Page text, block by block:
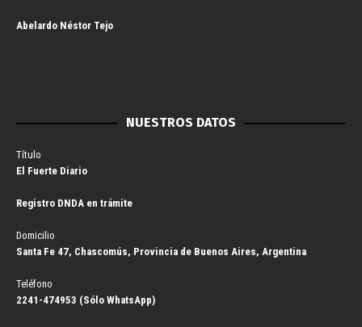
Abelardo Néstor Tejo
NUESTROS DATOS
Título
El Fuerte Diario
Registro DNDA en trámite
Domicilio
Santa Fe 47, Chascomús, Provincia de Buenos Aires, Argentina
Teléfono
2241-474953 (Sólo WhatsApp)